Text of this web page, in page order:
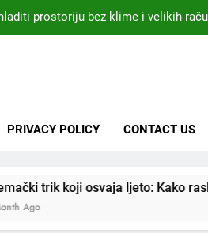
prostoriju bez klime i velikih
skida jedno sredstvo koje svi
infarkta otkrio: Ove 4 jutarnje
prije 9 sati – mnogi ih rade
skida jedno sredstvo koje svi
PRIVACY POLICY CONTACT US
koji osvaja ljeto: Kako rashladiti